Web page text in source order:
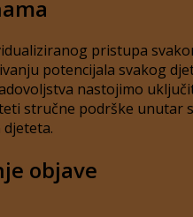
pristupa
potencijala svakog
nastojimo
stručne podrške
objave